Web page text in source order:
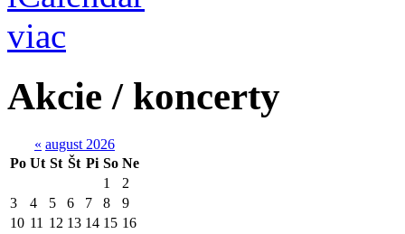
viac
Akcie / koncerty
« august 2026
Po Ut St Št Pi So Ne
1
2
3
4 5 6 7 8
9
10 11 12 13 14 15 16